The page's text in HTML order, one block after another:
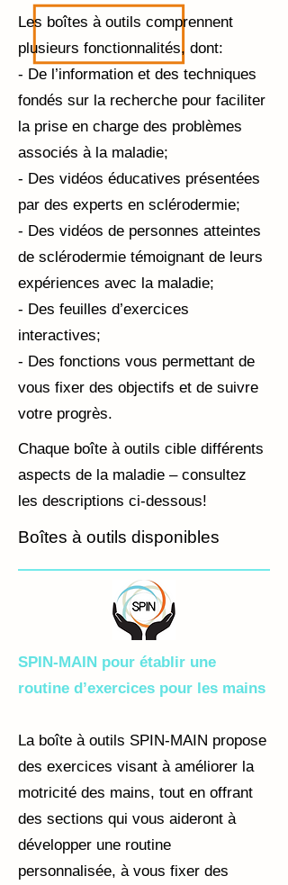
Les boîtes à outils comprennent
plusieurs fonctionnalités, dont:
- De l’information et des techniques
fondés sur la recherche pour faciliter
la prise en charge des problèmes
associés à la maladie;
- Des vidéos éducatives présentées
par des experts en sclérodermie;
- Des vidéos de personnes atteintes
de sclérodermie témoignant de leurs
expériences avec la maladie;
- Des feuilles d’exercices
interactives;
- Des fonctions vous permettant de
vous fixer des objectifs et de suivre
votre progrès.
Chaque boîte à outils cible différents
aspects de la maladie – consultez
les descriptions ci-dessous!
Boîtes à outils disponibles
SPIN-MAIN pour établir une
routine d’exercices pour les mains
La boîte à outils SPIN-MAIN propose
des exercices visant à améliorer la
motricité des mains, tout en offrant
des sections qui vous aideront à
développer une routine
personnalisée, à vous fixer des